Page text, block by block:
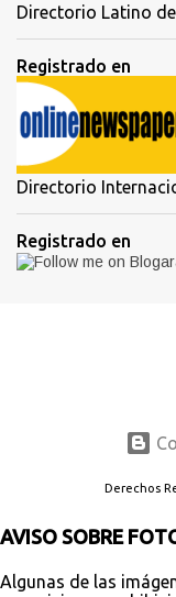
Directorio Latino
Registrado en
Directorio
Registrado en
Derechos
AVISO SOBRE
Algunas de las